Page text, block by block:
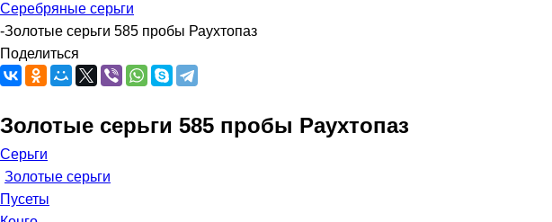
Серебряные серьги
-Золотые серьги 585 пробы Раухтопаз
Поделиться
Золотые серьги 585 пробы Раухтопаз
Серьги
Золотые серьги
Пусеты